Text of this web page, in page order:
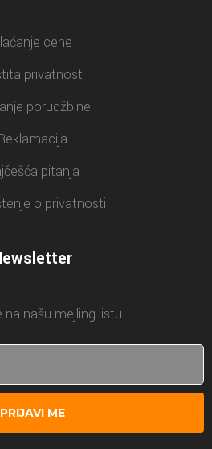
cene
privatnosti
porudžbine
pitanja
o privatnosti
na našu mejling listu.
PRIJAVI ME